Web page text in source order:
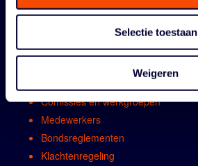
Selectie toestaan
Weigeren
ORGANISATIE
Contact
Algemene vergadring
Comissies en werkgroepen
Medewerkers
Bondsreglementen
Klachtenregeling